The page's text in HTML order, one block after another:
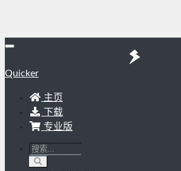
Quicker
主页
下载
专业版